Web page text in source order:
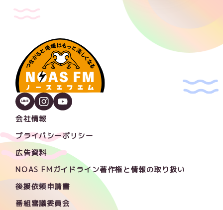
会社情報
プライバシーポリシー
広告資料
NOAS FMガイドライン著作権と情報の取り扱い
後援依頼申請書
番組審議委員会